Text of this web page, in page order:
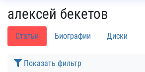
алексей бекетов
Статьи Биографии Диски
Показать фильтр